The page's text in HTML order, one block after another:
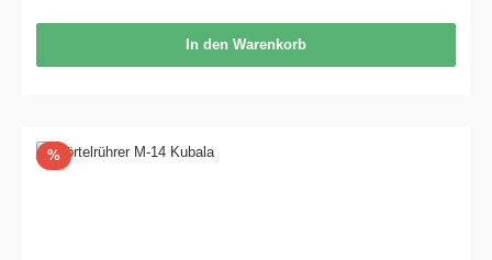
In den Warenkorb
%Rabatt